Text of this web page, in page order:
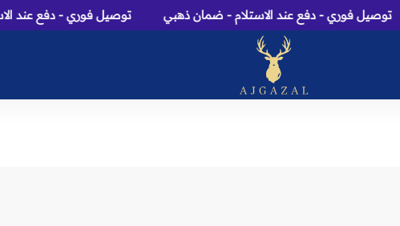
توصيل فوري - دفع عند الاستلام - ضمان ذهبي توصيل فوري - دفع عند
عاج الغزال: متجر عطور، مسك، بخور